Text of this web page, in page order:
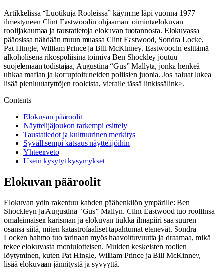
Artikkelissa “Luotikuja Rooleissa” käymme läpi vuonna 1977
ilmestyneen Clint Eastwoodin ohjaaman toimintaelokuvan
roolijakaumaa ja taustatietoja elokuvan tuotannosta. Elokuvassa
pääosissa nähdään muun muassa Clint Eastwood, Sondra Locke,
Pat Hingle, William Prince ja Bill McKinney. Eastwoodin esittämä
alkoholisena rikospoliisina toimiva Ben Shockley joutuu
suojelemaan todistajaa, Augustina “Gus” Mallyta, jonka henkeä
uhkaa mafian ja korruptoituneiden poliisien juonia. Jos haluat lukea
lisää pienluutatyttöjen rooleista, vieraile tässä linkissälink>.
Contents
Elokuvan pääroolit
Näyttelijäjoukon tarkempi esittely
Taustatiedot ja kulttuurinen merkitys
Syvällisempi katsaus näyttelijöihin
Yhteenveto
Usein kysytyt kysymykset
Elokuvan pääroolit
Elokuvan ydin rakentuu kahden päähenkilön ympärille: Ben
Shockleyn ja Augustina “Gus” Mallyn. Clint Eastwood tuo rooliinsa
omaleimaisen karisman ja elokuvan tiukka ilmapiiri saa suuren
osansa siitä, miten katastrofaaliset tapahtumat etenevät. Sondra
Locken hahmo tuo tarinaan myös haavoittuvuutta ja draamaa, mikä
tekee elokuvasta moniulotteisen. Muiden keskeisten roolien
löytyminen, kuten Pat Hingle, William Prince ja Bill McKinney,
lisää elokuvaan jännitystä ja syvyyttä.